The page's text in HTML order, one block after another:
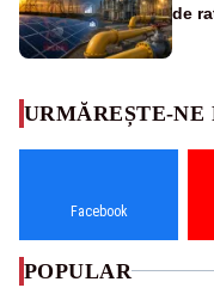
de
URMĂREȘTE-NE
Facebook
POPULAR